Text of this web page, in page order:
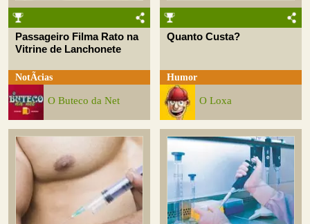
Passageiro Filma Rato na
Vitrine de Lanchonete
NotÃ­cias
O Buteco da Net
Quanto Custa?
Humor
O Loxa